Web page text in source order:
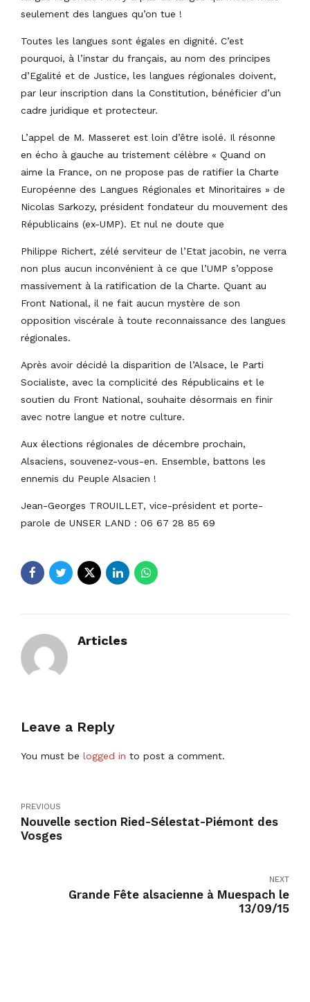
seulement des langues qu’on tue !
Toutes les langues sont égales en dignité. C’est
pourquoi, à l’instar du français, au nom des principes
d’Egalité et de Justice, les langues régionales doivent,
par leur inscription dans la Constitution, bénéficier d’un
cadre juridique et protecteur.
L’appel de M. Masseret est loin d’être isolé. Il résonne
en écho à gauche au tristement célèbre « Quand on
aime la France, on ne propose pas de ratifier la Charte
Européenne des Langues Régionales et Minoritaires » de
Nicolas Sarkozy, président fondateur du mouvement des
Républicains (ex-UMP). Et nul ne doute que
Philippe Richert, zélé serviteur de l’Etat jacobin, ne verra
non plus aucun inconvénient à ce que l’UMP s’oppose
massivement à la ratification de la Charte. Quant au
Front National, il ne fait aucun mystère de son
opposition viscérale à toute reconnaissance des langues
régionales.
Après avoir décidé la disparition de l’Alsace, le Parti
Socialiste, avec la complicité des Républicains et le
soutien du Front National, souhaite désormais en finir
avec notre langue et notre culture.
Aux élections régionales de décembre prochain,
Alsaciens, souvenez-vous-en. Ensemble, battons les
ennemis du Peuple Alsacien !
Jean-Georges TROUILLET, vice-président et porte-
parole de UNSER LAND : 06 67 28 85 69
Articles
Leave a Reply
You must be logged in to post a comment.
PREVIOUS
Nouvelle section Ried-Sélestat-Piémont des
Vosges
NEXT
Grande Fête alsacienne à Muespach le
13/09/15